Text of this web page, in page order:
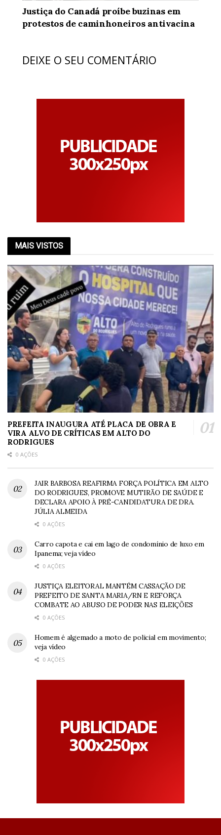
Justiça do Canadá proíbe buzinas em
protestos de caminhoneiros antivacina
DEIXE O SEU COMENTÁRIO
MAIS VISTOS
PREFEITA INAUGURA ATÉ PLACA DE OBRA E
VIRA ALVO DE CRÍTICAS EM ALTO DO
RODRIGUES
0 AÇÕES
JAIR BARBOSA REAFIRMA FORÇA POLÍTICA EM ALTO
DO RODRIGUES, PROMOVE MUTIRÃO DE SAÚDE E
DECLARA APOIO À PRÉ-CANDIDATURA DE DRA.
JÚLIA ALMEIDA
0 AÇÕES
Carro capota e cai em lago de condomínio de luxo em
Ipanema; veja vídeo
0 AÇÕES
JUSTIÇA ELEITORAL MANTÉM CASSAÇÃO DE
PREFEITO DE SANTA MARIA/RN E REFORÇA
COMBATE AO ABUSO DE PODER NAS ELEIÇÕES
0 AÇÕES
Homem é algemado a moto de policial em movimento;
veja vídeo
0 AÇÕES